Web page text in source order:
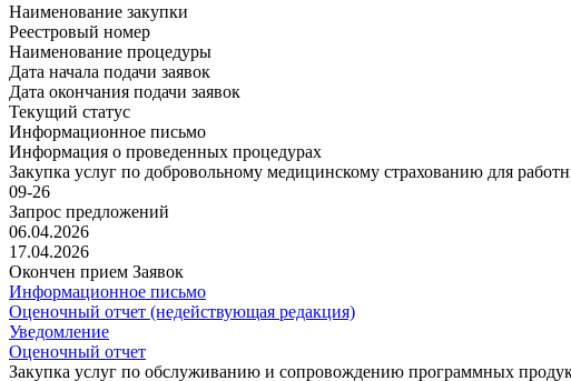
Наименование закупки
Реестровый номер
Наименование процедуры
Дата начала подачи заявок
Дата окончания подачи заявок
Текущий статус
Информационное письмо
Информация о проведенных процедурах
Закупка услуг по добровольному медицинскому страхованию для
09-26
Запрос предложений
06.04.2026
17.04.2026
Окончен прием Заявок
Информационное письмо
Оценочный отчет (недействующая редакция)
Уведомление
Оценочный отчет
Закупка услуг по обслуживанию и сопровождению программных